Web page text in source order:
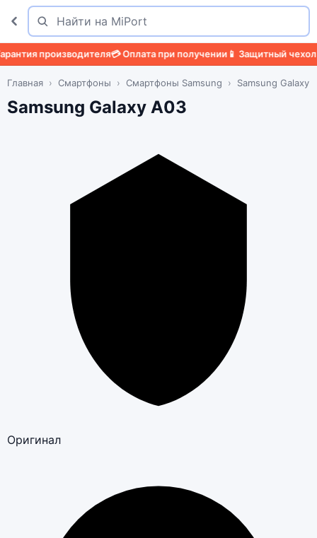
Поиск
Найти
производителя💳 Оплата при получении📱 Защитный чехол🛡️
Главная Смартфоны Смартфоны Samsung Samsung Galaxy
Samsung Galaxy A03
Оригинал